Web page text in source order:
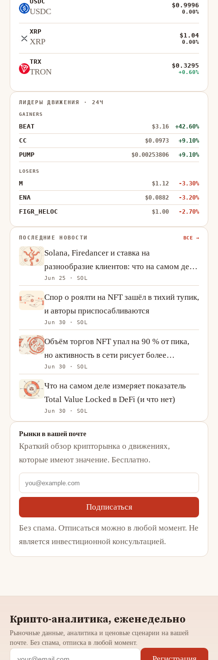
USDC
$0.9996
0.00%
XRP
XRP
$1.04
0.00%
TRX
TRON
$0.3295
+0.60%
ЛИДЕРЫ ДВИЖЕНИЯ · 24Ч
GAINERS
BEAT $3.16 +42.60%
CC $0.0973 +9.10%
PUMP $0.00253806 +9.10%
LOSERS
M $1.12 -3.30%
ENA $0.0882 -3.20%
FIGR_HELOC $1.00 -2.70%
ПОСЛЕДНИЕ НОВОСТИ ВСЕ →
Solana, Firedancer и ставка на
разнообразие клиентов: что на самом деле
меняет инженерия
Jun 25 · SOL
Спор о роялти на NFT зашёл в тихий тупик,
и авторы приспосабливаются
Jun 30 · SOL
Объём торгов NFT упал на 90 % от пика,
но активность в сети рисует более
сложную картину
Jun 30 · SOL
Что на самом деле измеряет показатель
Total Value Locked в DeFi (и что нет)
Jun 30 · SOL
Рынки в вашей почте
Краткий обзор крипторынка о движениях,
которые имеют значение. Бесплатно.
Подписаться
Без спама. Отписаться можно в любой момент. Не
является инвестиционной консультацией.
Крипто-аналитика, еженедельно
Рыночные данные, аналитика и ценовые сценарии на вашей
почте. Без спама, отписка в любой момент.